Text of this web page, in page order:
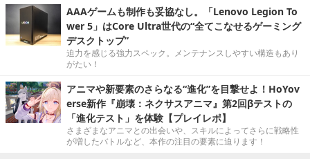
AAAゲームも制作も妥協なし。「Lenovo Legion To
wer 5」はCore Ultra世代の“全てこなせるゲーミング
デスクトップ”
迫力を感じる強力スペック。メンテナンスしやすい構造もあり
がたい！
アニマや新要素のさらなる“進化”を目撃せよ！HoYov
erse新作『崩壊：ネクサスアニマ』第2回βテストの
「進化テスト」を体験【プレイレポ】
さまざまなアニマとの出会いや、スキルによってさらに戦略性
が増したバトルなど、本作の注目の要素に迫ります！